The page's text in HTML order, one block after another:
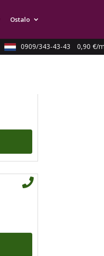
Ostalo
0909/343-43-43 0,90 €/